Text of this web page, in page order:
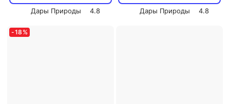
Дары Природы
4.8
Дары Природы
4.8
-18 %